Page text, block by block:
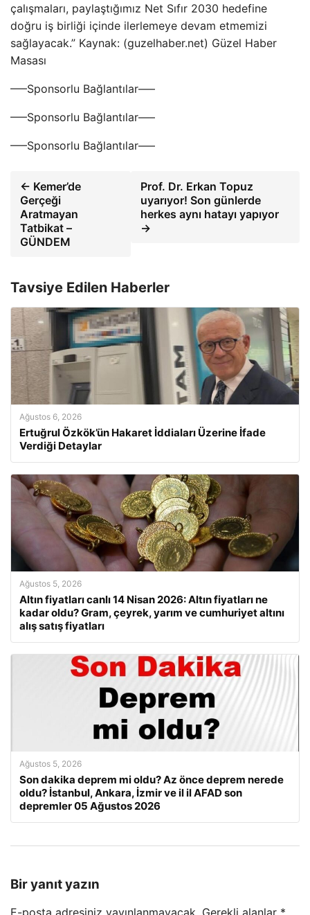
çalışmaları, paylaştığımız Net Sıfır 2030 hedefine
doğru iş birliği içinde ilerlemeye devam etmemizi
sağlayacak.” Kaynak: (guzelhaber.net) Güzel Haber
Masası
—–Sponsorlu Bağlantılar—–
—–Sponsorlu Bağlantılar—–
—–Sponsorlu Bağlantılar—–
← Kemer’de
Gerçeği
Aratmayan
Tatbikat –
GÜNDEM
Prof. Dr. Erkan Topuz
uyarıyor! Son günlerde
herkes aynı hatayı yapıyor
→
Tavsiye Edilen Haberler
Ağustos 6, 2026
Ertuğrul Özkök’ün Hakaret İddiaları Üzerine İfade
Verdiği Detaylar
Ağustos 5, 2026
Altın fiyatları canlı 14 Nisan 2026: Altın fiyatları ne
kadar oldu? Gram, çeyrek, yarım ve cumhuriyet altını
alış satış fiyatları
Ağustos 5, 2026
Son dakika deprem mi oldu? Az önce deprem nerede
oldu? İstanbul, Ankara, İzmir ve il il AFAD son
depremler 05 Ağustos 2026
Bir yanıt yazın
E-posta adresiniz yayınlanmayacak. Gerekli alanlar *